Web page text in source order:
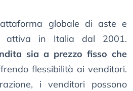
globale di aste e
attiva in Italia dal 2001.
sia a prezzo fisso che
flessibilità ai venditori.
i venditori possono